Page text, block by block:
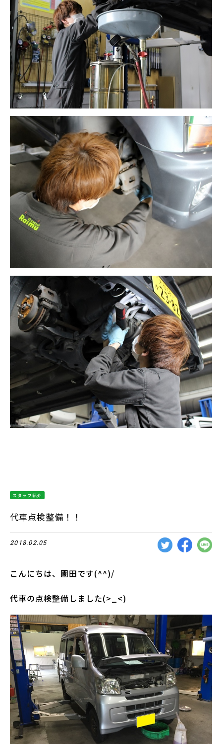
スタッフ紹介
代車点検整備！！
2018.02.05
こんにちは、園田です(^^)/
代車の点検整備しました(>_<)